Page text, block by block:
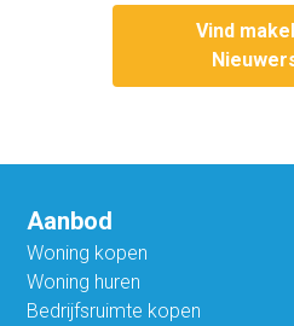
Vind
Aanbod
Woning kopen
Woning huren
Bedrijfsruimte kopen